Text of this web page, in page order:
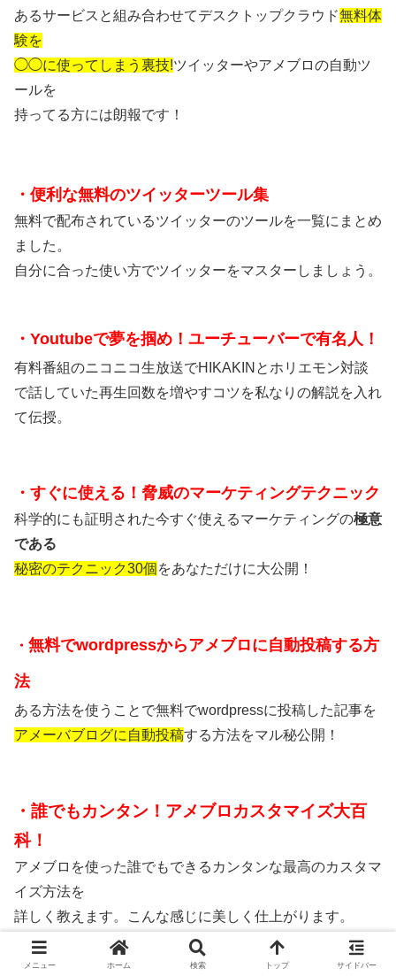
あるサービスと組み合わせてデスクトップクラウド無料体
験を
◯◯に使ってしまう裏技!ツイッターやアメブロの自動ツ
ールを
持ってる方には朗報です！
・便利な無料のツイッターツール集
無料で配布されているツイッターのツールを一覧にまとめ
ました。
自分に合った使い方でツイッターをマスターしましょう。
・Youtubeで夢を掴め！ユーチューバーで有名人！
有料番組のニコニコ生放送でHIKAKINとホリエモン対談
で話していた再生回数を増やすコツを私なりの解説を入れ
て伝授。
・すぐに使える！脅威のマーケティングテクニック
科学的にも証明された今すぐ使えるマーケティングの極意
である
秘密のテクニック30個をあなただけに大公開！
・ 無料でwordpressからアメブロに自動投稿する方
法
ある方法を使うことで無料でwordpressに投稿した記事を
アメーバブログに自動投稿する方法をマル秘公開！
・誰でもカンタン！アメブロカスタマイズ大百
科！
アメブロを使った誰でもできるカンタンな最高のカスタマ
イズ方法を
詳しく教えます。こんな感じに美しく仕上がります。
メニュー ホーム 検索 トップ サイドバー